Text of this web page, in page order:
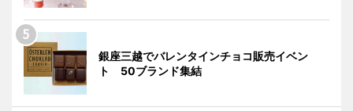
銀座三越でバレンタインチョコ販売イベン
ト 50ブランド集結